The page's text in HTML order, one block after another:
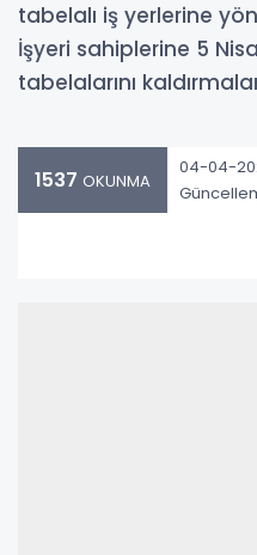
tabelalı iş yerlerine
İşyeri sahiplerine 5
tabelalarını
1537 OKUNMA
04-04-